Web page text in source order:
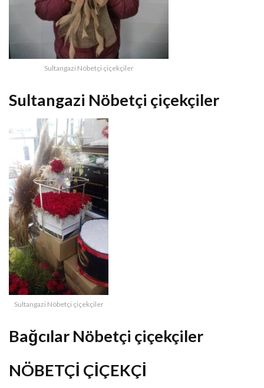
Sultangazi Nöbetçi çiçekçiler
Sultangazi Nöbetçi çiçekçiler
Sultangazi Nöbetçi çiçekçiler
Bağcılar Nöbetçi çiçekçiler
NÖBETÇİ ÇİÇEKÇİ